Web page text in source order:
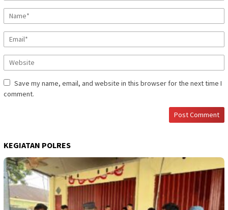
Save my name, email, and website in this browser for the next time I
comment.
KEGIATAN POLRES